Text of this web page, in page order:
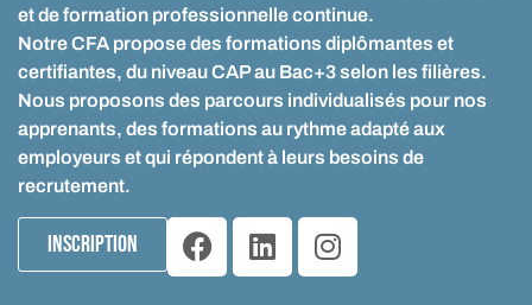
et de formation professionnelle continue.
Notre CFA propose des formations diplômantes et
certifiantes, du niveau CAP au Bac+3 selon les filières.
Nous proposons des parcours individualisés pour nos
apprenants, des formations au rythme adapté aux
employeurs et qui répondent à leurs besoins de
recrutement.
Inscription